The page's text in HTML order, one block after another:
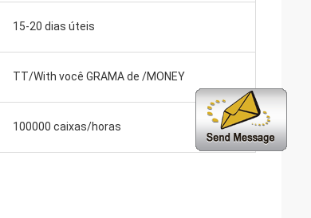
15-20 dias úteis
TT/With você GRAMA de /MONEY
100000 caixas/horas